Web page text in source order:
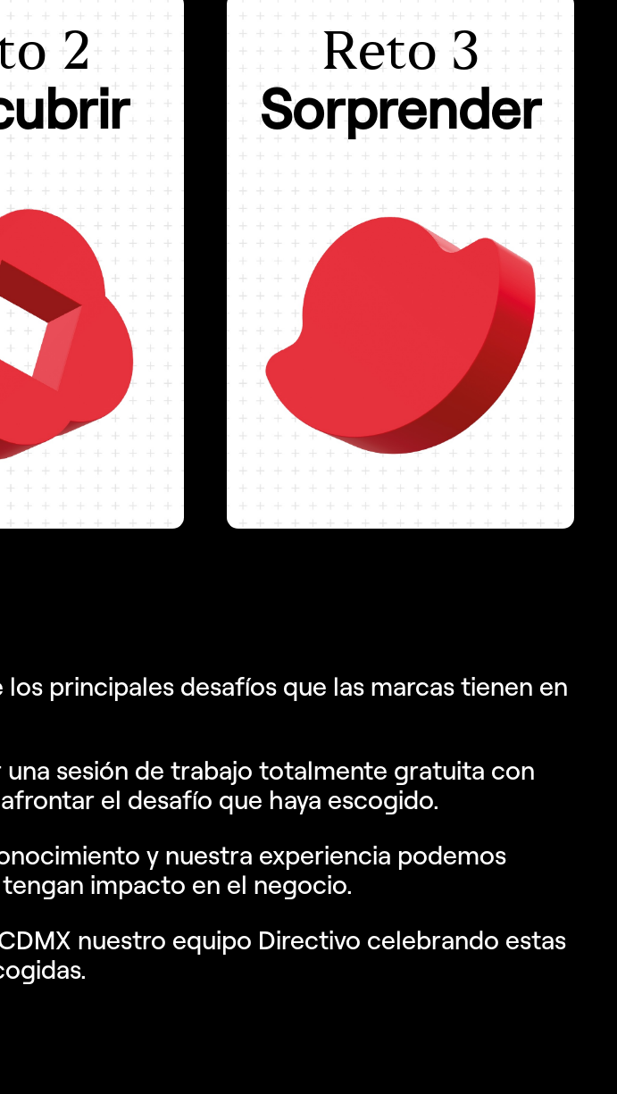
2
Reto 2
Descubrir
oportunidades
de negocio
y cada vez
Esto genera nuevas
marcas. Surgen nuevas
tienen motivaciones y
de compra diferentes.
y las innovaciones
los impulsan abren la
nuevas experiencias y
de contacto con los
clientes.
pueden quedar
de actualizarse, y
oportunidades para
negocios. Conocer de
permitirá que su
a los nuevos tiempos y
de negocio.
Reto 3
Sorprender
Reto 3
Sorprender
Quiero ofrecer una experiencia de
marca que sea innovadora
El tiempo y la atención que las personas
dedican a los mensajes comerciales es cada
vez menor. Y su capacidad de concentración
también.
Para llamar la atención, hay que encontrar el
tono y el momento adecuado. La clave es
saber cómo aprovechar esos escasos
momentos de atención para crear una
experiencia memorable y diferenciadora.
Ya sea desde la comunicación, el packaging o
el punto de venta, mejorar la experiencia de tu
marca en cada una de estas dimensiones te
permitirá convertir mejor, retener a tus
clientes, mejorar la preferencia hacia su marca
y consolidar su lealtad hacia ella.
principales desafíos que las marcas tienen en
sesión de trabajo totalmente gratuita con
el desafío que haya escogido.
y nuestra experiencia podemos
impacto en el negocio.
nuestro equipo Directivo celebrando estas